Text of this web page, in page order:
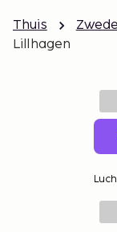
Thuis
Lillhagen